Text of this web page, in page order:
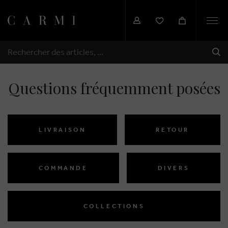
RECHERCHER
Questions fréquemment posées
LIVRAISON RETOUR
COMMANDE DIVERS
COLLECTIONS